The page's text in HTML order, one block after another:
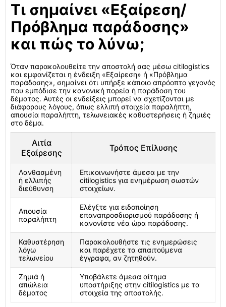
Τι σημαίνει «Εξαίρεση/
Πρόβλημα παράδοσης»
και πώς το λύνω;
Όταν παρακολουθείτε την αποστολή σας μέσω citilogistics
και εμφανίζεται η ένδειξη «Εξαίρεση» ή «Πρόβλημα
παράδοσης», σημαίνει ότι υπήρξε κάποιο απρόοπτο γεγονός
που εμπόδισε την κανονική πορεία ή παράδοση του
δέματος. Αυτές οι ενδείξεις μπορεί να σχετίζονται με
διάφορους λόγους, όπως ελλιπή στοιχεία παραλήπτη,
απουσία παραλήπτη, τελωνειακές καθυστερήσεις ή ζημιές
στο δέμα.
Αιτία
Εξαίρεσης
Τρόπος Επίλυσης
Λανθασμένη
ή ελλιπής
διεύθυνση
Επικοινωνήστε άμεσα με την
citilogistics για ενημέρωση σωστών
στοιχείων.
Απουσία
παραλήπτη
Ελέγξτε για ειδοποίηση
επαναπροσδιορισμού παράδοσης ή
κανονίστε νέα ώρα παράδοσης.
Καθυστέρηση
λόγω
τελωνείου
Παρακολουθήστε τις ενημερώσεις
και παρέχετε τα απαιτούμενα
έγγραφα, αν ζητηθούν.
Ζημιά ή
απώλεια
δέματος
Υποβάλετε άμεσα αίτημα
υποστήριξης στην citilogistics με τα
στοιχεία της αποστολής.